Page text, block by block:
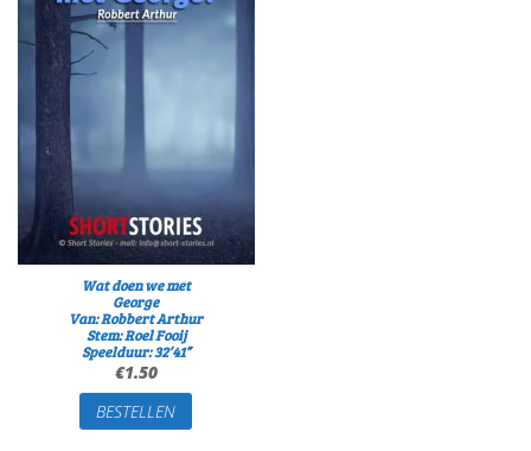
Wat doen we met
George
Van: Robbert Arthur
Stem: Roel Fooij
Speelduur: 32’41”
€1.50
BESTELLEN